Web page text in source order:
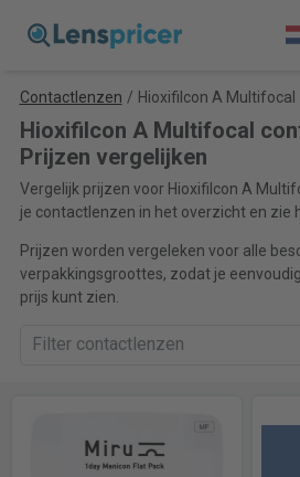
Contactlenzen / Hioxifilcon A Multifocal
Hioxifilcon A Multifocal
Prijzen vergelijken
Vergelijk prijzen voor Hioxifilcon A
je contactlenzen in het overzicht en zie
Prijzen worden vergeleken voor alle
verpakkingsgroottes, zodat je
prijs kunt zien.